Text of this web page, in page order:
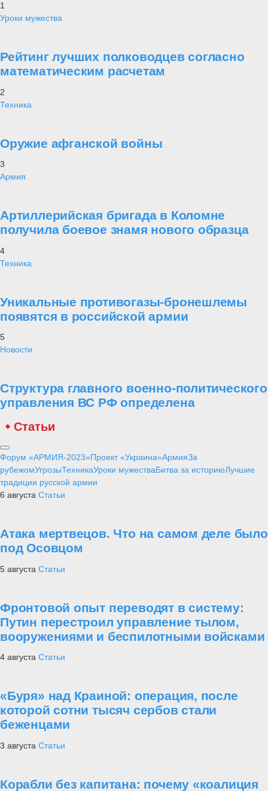
1
Уроки мужества
Рейтинг лучших полководцев согласно
математическим расчетам
2
Техника
Оружие афганской войны
3
Армия
Артиллерийская бригада в Коломне
получила боевое знамя нового образца
4
Техника
Уникальные противогазы-бронешлемы
появятся в российской армии
5
Новости
Структура главного военно-политического
управления ВС РФ определена
Статьи
Форум «АРМИЯ-2023»Проект «Украина»АрмияЗа
рубежомУгрозыТехникаУроки мужестваБитва за историюЛучшие
традиции русской армии
6 августа Статьи
Атака мертвецов. Что на самом деле было
под Осовцом
5 августа Статьи
Фронтовой опыт переводят в систему:
Путин перестроил управление тылом,
вооружениями и беспилотными войсками
4 августа Статьи
«Буря» над Краиной: операция, после
которой сотни тысяч сербов стали
беженцами
3 августа Статьи
Корабли без капитана: почему «коалиция